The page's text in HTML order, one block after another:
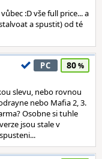
:D vše full price... a
a spustit) od té
PC 80
slevu, nebo rovnou
nebo Mafia 2, 3.
Osobne si tuhle
jsou stale v